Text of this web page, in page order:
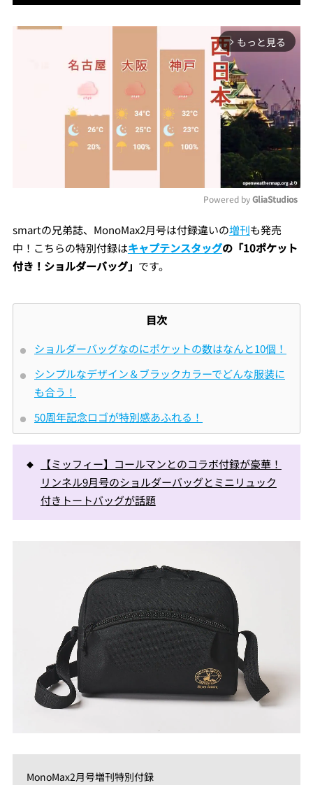
arrow_forward_ios もっと見る
Mute
Powered by GliaStudios
smartの兄弟誌、MonoMax2月号は付録違いの増刊も発売
中！こちらの特別付録はキャプテンスタッグの「10ポケット
付き！ショルダーバッグ」 です。
目次
ショルダーバッグなのにポケットの数はなんと10個！
シンプルなデザイン＆ブラックカラーでどんな服装に
も合う！
50周年記念ロゴが特別感あふれる！
【ミッフィー】コールマンとのコラボ付録が豪華！
リンネル9月号のショルダーバッグとミニリュック
付きトートバッグが話題
MonoMax2月号増刊特別付録